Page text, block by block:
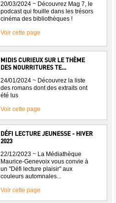
20/03/2024 ~ Découvrez Mag 7, le
podcast qui fouille dans les trésors
cinéma des bibliothèques !
Voir cette page
MIDIS CURIEUX SUR LE THÈME
DES NOURRITURES TE...
24/01/2024 ~ Découvrez la liste
des romans dont des extraits ont
été lus
Voir cette page
DÉFI LECTURE JEUNESSE - HIVER
2023
22/12/2023 ~ La Médiathèque
Maurice-Genevoix vous convie à
un "Défi lecture plaisir" aux
couleurs automnales...
Voir cette page